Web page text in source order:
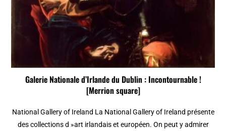
Galerie Nationale d’Irlande du Dublin : Incontournable !
[Merrion square]
National Gallery of Ireland La National Gallery of Ireland présente
des collections d »art irlandais et européen. On peut y admirer